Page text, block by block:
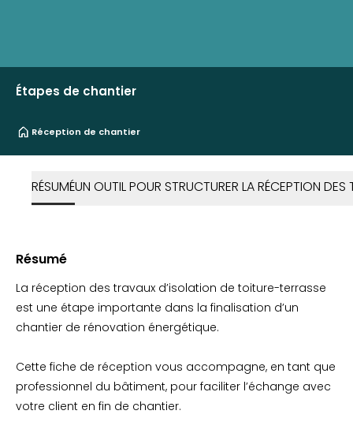
Étapes de chantier
Réception de chantier
RÉSUMÉUN OUTIL POUR STRUCTURER LA RÉCEPTION
Résumé
La réception des travaux d’isolation de toiture-terrasse
est une étape importante dans la finalisation d’un
chantier de rénovation énergétique.
Cette fiche de réception vous accompagne, en tant que
professionnel du bâtiment, pour faciliter l’échange avec
votre client en fin de chantier.